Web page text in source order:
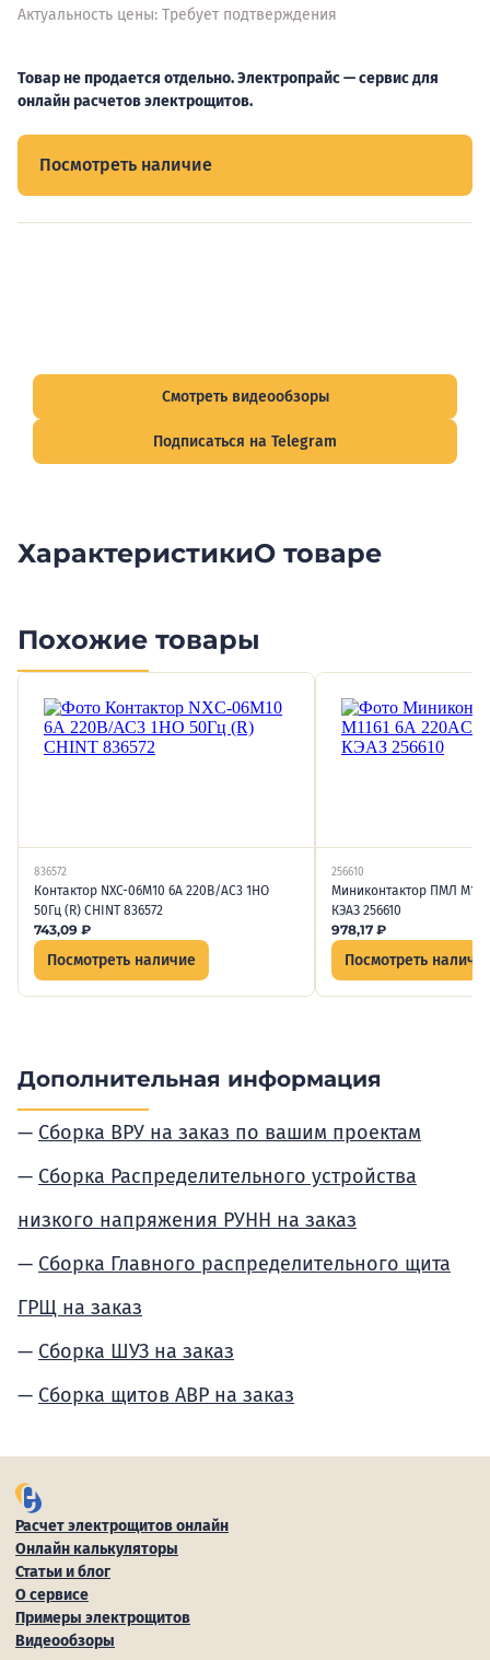
Актуальность цены: Требует подтверждения
Товар не продается отдельно. Электропрайс — сервис для
онлайн расчетов электрощитов.
Посмотреть наличие
Смотреть видеообзоры
Подписаться на Telegram
ХарактеристикиО товаре
Похожие товары
836572
Контактор NXC-06M10 6А 220В/АС3 1НО
50Гц (R) CHINT 836572
743,09 ₽
Посмотреть наличие
256610
Миниконтактор ПМЛ
КЭАЗ 256610
978,17 ₽
Посмотреть
Дополнительная информация
Сборка ВРУ на заказ по вашим проектам
Сборка Распределительного устройства
низкого напряжения РУНН на заказ
Сборка Главного распределительного щита
ГРЩ на заказ
Сборка ШУЗ на заказ
Сборка щитов АВР на заказ
Расчет электрощитов онлайн
Онлайн калькуляторы
Статьи и блог
О сервисе
Примеры электрощитов
Видеообзоры